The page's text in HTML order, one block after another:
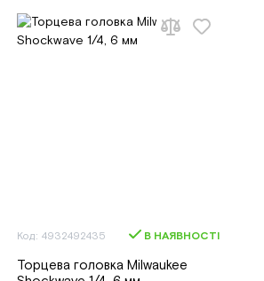
Код: 4932492435 В НАЯВНОСТІ
Торцева головка Milwaukee